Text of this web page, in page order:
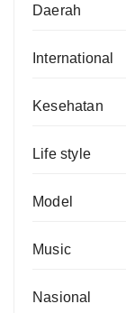
Daerah
International
Kesehatan
Life style
Model
Music
Nasional